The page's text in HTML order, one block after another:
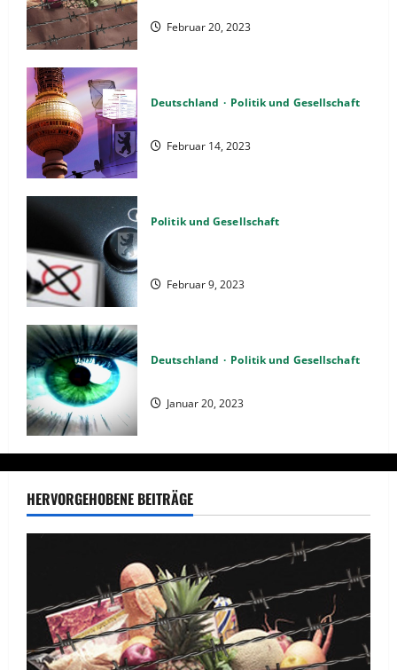
Februar 20, 2023
Deutschland Politik und Gesellschaft
Februar 14, 2023
Politik und Gesellschaft
Februar 9, 2023
Deutschland Politik und Gesellschaft
Januar 20, 2023
HERVORGEHOBENE BEITRÄGE